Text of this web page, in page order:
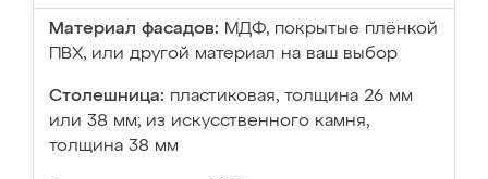
Материал фасадов: МДФ, покрытые плёнкой
ПВХ, или другой материал на ваш выбор
Столешница: пластиковая, толщина 26 мм
или 38 мм; из искусственного камня,
толщина 38 мм